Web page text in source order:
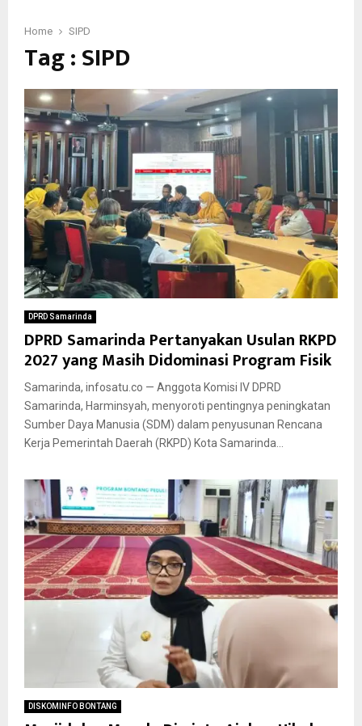
Home SIPD
Tag : SIPD
DPRD Samarinda
DPRD Samarinda Pertanyakan Usulan RKPD
2027 yang Masih Didominasi Program Fisik
Samarinda, infosatu.co — Anggota Komisi IV DPRD
Samarinda, Harminsyah, menyoroti pentingnya peningkatan
Sumber Daya Manusia (SDM) dalam penyusunan Rencana
Kerja Pemerintah Daerah (RKPD) Kota Samarinda...
DISKOMINFO BONTANG